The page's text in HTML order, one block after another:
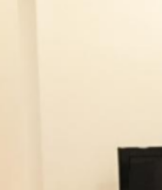
Xem
Tiêu